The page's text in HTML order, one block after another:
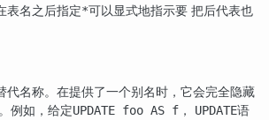
表名之后指定*可以显式地指示要 把后代表也
代名称。在提供了一个别名时，它会完全隐藏
例如，给定UPDATE foo AS f ， UPDATE语